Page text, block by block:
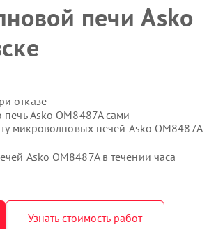
печи Asko
отказе
Asko OM8487A сами
микроволновых печей Asko OM8487A
Asko OM8487A в течении часа
Узнать стоимость работ